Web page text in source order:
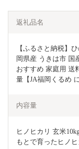
返礼品名
【ふるさと納税】
岡県産 うきは市 国
おすすめ 家庭用 送
量【JA福岡くるめ
内容量
ヒノヒカリ 玄米
もとで育ったヒノヒ